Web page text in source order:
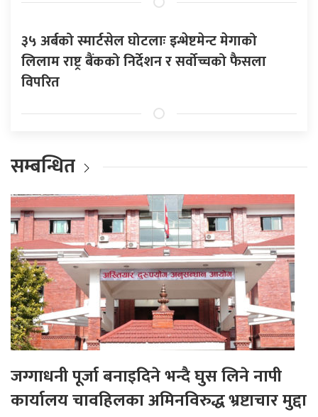
३५ अर्बको स्मार्टसेल घोटलाः इन्भेष्टमेन्ट मेगाको
लिलाम राष्ट्र बैंकको निर्देशन र सर्वोच्चको फैसला
विपरित
सम्बन्धित
जग्गाधनी पूर्जा बनाइदिने भन्दै घुस लिने नापी
कार्यालय चावहिलका अमिनविरुद्ध भ्रष्टाचार मुद्दा